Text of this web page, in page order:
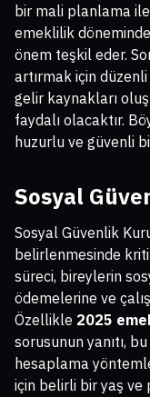
bir mali planlama
emeklilik
önem teşkil eder.
artırmak için
gelir kaynakları
faydalı olacaktır.
huzurlu ve güvenli
Sosyal
Sosyal Güvenlik
belirlenmesinde
süreci, bireylerin
ödemelerine ve
Özellikle 2025
sorusunun yanıtı,
hesaplama
için belirli bir yaş ve